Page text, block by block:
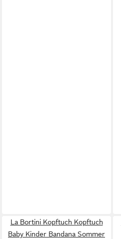
La Bortini Kopftuch Kopftuch
Baby Kinder Bandana Sommer